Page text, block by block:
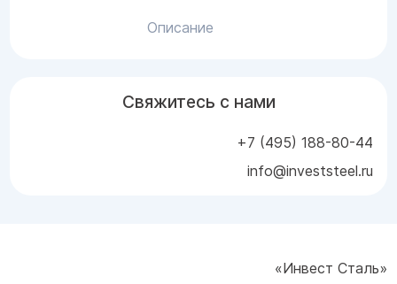
Описание
Свяжитесь с нами
+7 (495) 188-80-44
info@investsteel.ru
«Инвест Сталь»